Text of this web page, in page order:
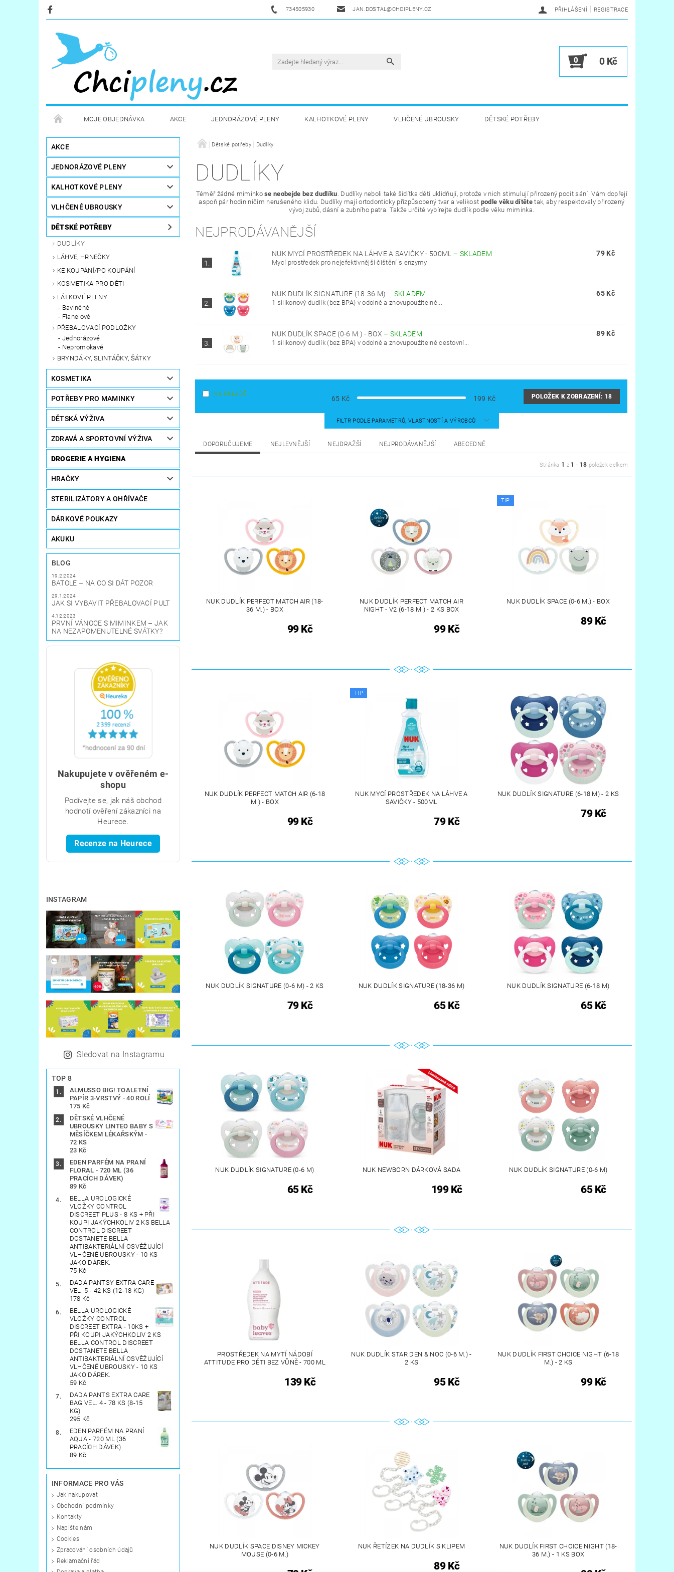
734505930 JAN.DOSTAL@CHCIPLENY.CZ PŘIHLÁŠENÍ | REGISTRACE
0 0 Kč
MOJE OBJEDNÁVKA AKCE JEDNORÁZOVÉ PLENY KALHOTKOVÉ PLENY VLHČENÉ UBROUSKY DĚTSKÉ POTŘEBY
KOSMETIKA DĚTSKÁ VÝŽIVA
STERILIZÁTORY A OHŘÍVAČE DÁRKOVÉ POUKAZY AKUKU
AKCE
JEDNORÁZOVÉ PLENY
KALHOTKOVÉ PLENY
VLHČENÉ UBROUSKY
DĚTSKÉ POTŘEBY
DUDLÍKY
LÁHVE, HRNEČKY
KE KOUPÁNÍ/PO KOUPÁNÍ
KOSMETIKA PRO DĚTI
LÁTKOVÉ PLENY
Bavlněné
Flanelové
PŘEBALOVACÍ PODLOŽKY
Jednorázové
Nepromokavé
BRYNDÁKY, SLINTÁČKY, ŠÁTKY
KOSMETIKA
POTŘEBY PRO MAMINKY
DĚTSKÁ VÝŽIVA
ZDRAVÁ A SPORTOVNÍ VÝŽIVA
DROGERIE A HYGIENA
HRAČKY
STERILIZÁTORY A OHŘÍVAČE
DÁRKOVÉ POUKAZY
AKUKU
BLOG
19.2.2024
BATOLE – NA CO SI DÁT POZOR
29.1.2024
JAK SI VYBAVIT PŘEBALOVACÍ PULT
4.12.2023
PRVNÍ VÁNOCE S MIMINKEM – JAK
NA NEZAPOMENUTELNÉ SVÁTKY?
Nakupujete v ověřeném e-
shopu
Podívejte se, jak náš obchod
hodnotí ověření zákazníci na
Heurece.
Recenze na Heurece
INSTAGRAM
Sledovat na Instagramu
TOP 8
ALMUSSO BIG! TOALETNÍ
PAPÍR 3-VRSTVÝ - 40 ROLÍ
175 Kč
DĚTSKÉ VLHČENÉ
UBROUSKY LINTEO BABY S
MĚSÍČKEM LÉKAŘSKÝM -
72 KS
23 Kč
EDEN PARFÉM NA PRANÍ
FLORAL - 720 ML (36
PRACÍCH DÁVEK)
89 Kč
BELLA UROLOGICKÉ
VLOŽKY CONTROL
DISCREET PLUS - 8 KS + PŘI
KOUPI JAKÝCHKOLIV 2 KS BELLA
CONTROL DISCREET
DOSTANETE BELLA
ANTIBAKTERIÁLNÍ OSVĚŽUJÍCÍ
VLHČENÉ UBROUSKY - 10 KS
JAKO DÁREK.
75 Kč
DADA PANTSY EXTRA CARE
VEL. 5 - 42 KS (12-18 KG)
178 Kč
BELLA UROLOGICKÉ
VLOŽKY CONTROL
DISCREET EXTRA - 10KS +
PŘI KOUPI JAKÝCHKOLIV 2 KS
BELLA CONTROL DISCREET
DOSTANETE BELLA
ANTIBAKTERIÁLNÍ OSVĚŽUJÍCÍ
VLHČENÉ UBROUSKY - 10 KS
JAKO DÁREK.
59 Kč
DADA PANTS EXTRA CARE
BAG VEL. 4 - 78 KS (8-15
KG)
295 Kč
EDEN PARFÉM NA PRANÍ
AQUA - 720 ML (36
PRACÍCH DÁVEK)
89 Kč
INFORMACE PRO VÁS
Jak nakupovat
Obchodní podmínky
Kontakty
Napište nám
Cookies
Zpracování osobních údajů
Reklamační řád
Dětské potřeby Dudlíky
DUDLÍKY
Téměř žádné miminkose neobejde bez dudlíku. Dudlíky neboli také šidítka děti uklidňují, protože v nich stimulují přirozený pocit sání. Vám dopřejí
aspoň pár hodin ničím nerušeného klidu. Dudlíky mají ortodonticky přizpůsobený tvar a velikost podle věku dítěte tak, aby respektovaly přirozený
vývoj zubů, dásní a zubního patra. Takže určitě vybírejte dudlík podle věku miminka.
NEJPRODÁVANĚJŠÍ
1.
NUK MYCÍ PROSTŘEDEK NA LÁHVE A SAVIČKY - 500ML – SKLADEM
Mycí prostředek pro nejefektivnější čištění s enzymy
79 Kč
2.
NUK DUDLÍK SIGNATURE (18-36 M) – SKLADEM
1 silikonový dudlík (bez BPA) v odolné a znovupoužitelné...
65 Kč
3.
NUK DUDLÍK SPACE (0-6 M.) - BOX – SKLADEM
1 silikonový dudlík (bez BPA) v odolné a znovupoužitelné cestovní...
89 Kč
NA SKLADĚ
65 Kč 199 Kč POLOŽEK K ZOBRAZENÍ: 18
FILTR PODLE PARAMETRŮ, VLASTNOSTÍ A VÝROBCŮ
DOPORUČUJEME NEJLEVNĚJŠÍ NEJDRAŽŠÍ NEJPRODÁVANĚJŠÍ ABECEDNĚ
Stránka 1 z 1 - 18 položek celkem
NUK DUDLÍK PERFECT MATCH AIR (18-
36 M.) - BOX
99 Kč
NUK DUDLÍK PERFECT MATCH AIR
NIGHT - V2 (6-18 M.) - 2 KS BOX
99 Kč
TIP
NUK DUDLÍK SPACE (0-6 M.) - BOX
89 Kč
NUK DUDLÍK PERFECT MATCH AIR (6-18
M.) - BOX
99 Kč
TIP
NUK MYCÍ PROSTŘEDEK NA LÁHVE A
SAVIČKY - 500ML
79 Kč
NUK DUDLÍK SIGNATURE (6-18 M) - 2 KS
79 Kč
NUK DUDLÍK SIGNATURE (0-6 M) - 2 KS
79 Kč
NUK DUDLÍK SIGNATURE (18-36 M)
65 Kč
NUK DUDLÍK SIGNATURE (6-18 M)
65 Kč
NUK DUDLÍK SIGNATURE (0-6 M)
65 Kč
NUK NEWBORN DÁRKOVÁ SADA
199 Kč
NUK DUDLÍK SIGNATURE (0-6 M)
65 Kč
PROSTŘEDEK NA MYTÍ NÁDOBÍ
ATTITUDE PRO DĚTI BEZ VŮNĚ - 700 ML
139 Kč
NUK DUDLÍK STAR DEN & NOC (0-6 M.) -
2 KS
95 Kč
NUK DUDLÍK FIRST CHOICE NIGHT (6-18
M.) - 2 KS
99 Kč
NUK DUDLÍK SPACE DISNEY MICKEY
MOUSE (0-6 M.)
NUK ŘETÍZEK NA DUDLÍK S KLIPEM
89 Kč
NUK DUDLÍK FIRST CHOICE NIGHT (18-
36 M.) - 1 KS BOX